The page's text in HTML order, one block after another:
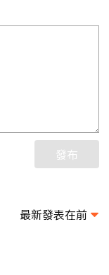
發布
最新發表在前